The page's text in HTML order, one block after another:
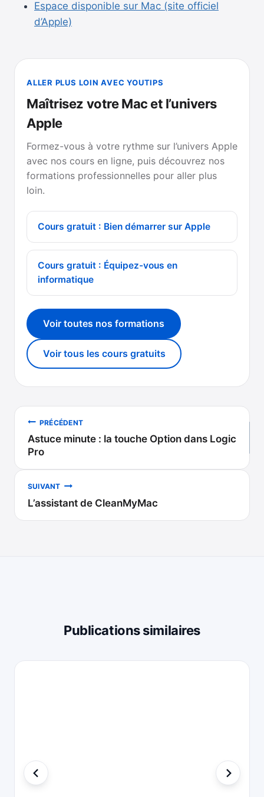
Espace disponible sur Mac (site officiel
d’Apple)
ALLER PLUS LOIN AVEC YOUTIPS
Maîtrisez votre Mac et l’univers
Apple
Formez-vous à votre rythme sur l’univers Apple
avec nos cours en ligne, puis découvrez nos
formations professionnelles pour aller plus
loin.
Cours gratuit : Bien démarrer sur Apple
Cours gratuit : Équipez-vous en
informatique
Voir toutes nos formations
Voir tous les cours gratuits
Navigation
de
l’article
PRÉCÉDENT
Astuce minute : la touche Option dans Logic
Pro
SUIVANT
L’assistant de CleanMyMac
Publications similaires